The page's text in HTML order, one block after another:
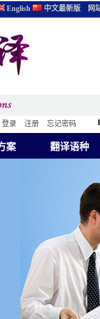
案 翻译语种
登录 注册 忘记密码
English 中文最新版
网